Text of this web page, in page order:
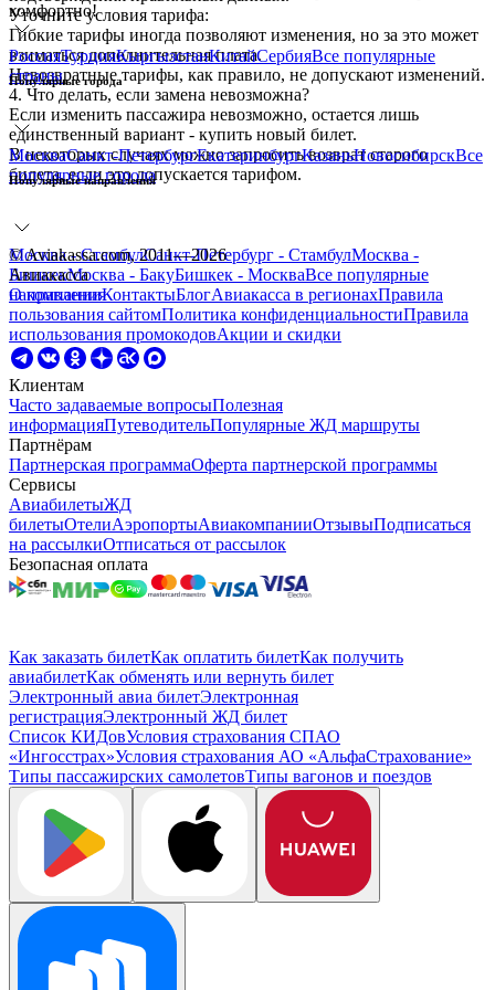
Уточните условия тарифа:
Гибкие тарифы иногда позволяют изменения, но за это может
взиматься дополнительная плата.
Невозвратные тарифы, как правило, не допускают изменений.
4. Что делать, если замена невозможна?
Если изменить пассажира невозможно, остается лишь
единственный вариант - купить новый билет.
В некоторых случаях можно запросить возврат старого
билета, если это допускается тарифом.
комфортно!
РоссияТурцияКыргызстанКитайСербияВсе популярные
страны
Популярные города
МоскваСанкт-ПетербургЕкатеринбургКазаньНовосибирскВсе
популярные города
Популярные направления
Москва - СтамбулСанкт-Петербург - СтамбулМосква -
БишкекМосква - БакуБишкек - МоскваВсе популярные
направления
© Aviakassa.com, 2011—2026
Авиакасса
О компанииКонтактыБлогАвиакасса в регионахПравила
пользования сайтомПолитика конфиденциальностиПравила
использования промокодовАкции и скидки
Клиентам
Часто задаваемые вопросыПолезная
информацияПутеводительПопулярные ЖД маршруты
Партнёрам
Партнерская программаОферта партнерской программы
Сервисы
АвиабилетыЖД
билетыОтелиАэропортыАвиакомпанииОтзывыПодписаться
на рассылкиОтписаться от рассылок
Безопасная оплата
Как заказать билетКак оплатить билетКак получить
авиабилетКак обменять или вернуть билет
Электронный авиа билетЭлектронная
регистрацияЭлектронный ЖД билет
Список КИДовУсловия страхования СПАО
«Ингосстрах»Условия страхования АО «АльфаСтрахование»
Типы пассажирских самолетовТипы вагонов и поездов